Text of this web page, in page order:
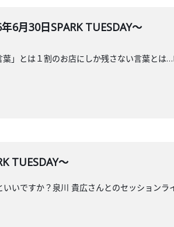
6月30日SPARK TUESDAY～
」とは１割のお店にしか残さない言葉と
TUESDAY～
いですか？泉川 貴広さんとのセッション